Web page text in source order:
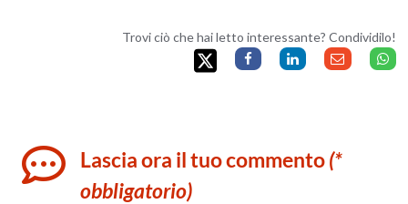
Trovi ciò che hai letto interessante? Condividilo!
Lascia ora il tuo commento(*
obbligatorio)